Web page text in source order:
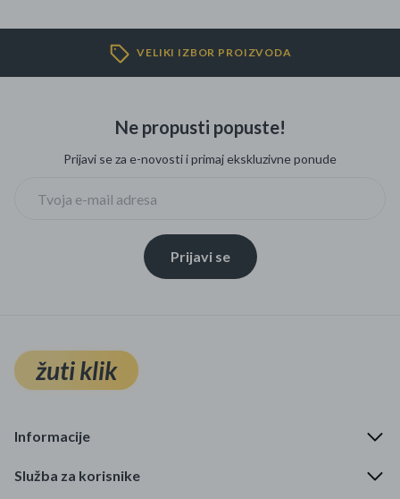
VELIKI IZBOR PROIZVODA
Ne propusti popuste!
Prijavi se za e-novosti i primaj ekskluzivne ponude
Prijavi se
žuti klik
Informacije
Služba za korisnike